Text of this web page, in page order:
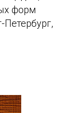
форм
Петербург,